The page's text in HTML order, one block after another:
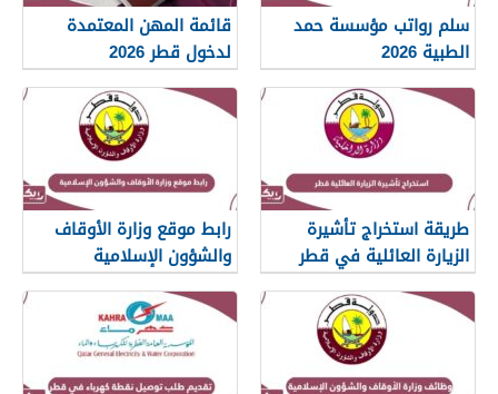
سلم رواتب مؤسسة حمد
الطبية 2026
قائمة المهن المعتمدة
لدخول قطر 2026
طريقة استخراج تأشيرة
الزيارة العائلية في قطر
2026
رابط موقع وزارة الأوقاف
والشؤون الإسلامية
islam.gov.qa